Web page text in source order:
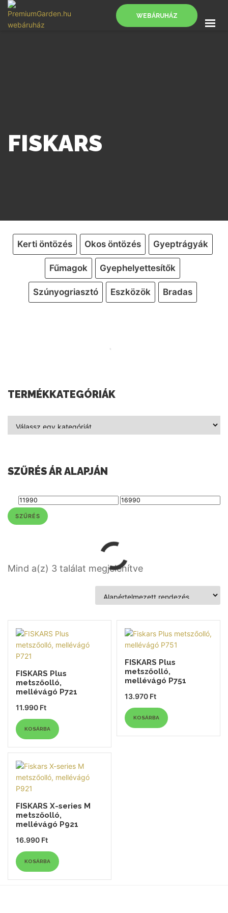
WEBÁRUHÁZ
FISKARS
Kerti öntözés Okos öntözés Gyeptrágyák
Fűmagok Gyephelyettesítők
Szúnyogriasztó Eszközök Bradas
TERMÉKKATEGÓRIÁK
SZŰRÉS ÁR ALAPJÁN
SZŰRÉS
Mind a(z) 3 találat megjelenítve
FISKARS Plus
metszőolló,
mellévágó P721
11.990 Ft
KOSÁRBA
FISKARS Plus
metszőolló,
mellévágó P751
13.970 Ft
KOSÁRBA
FISKARS X-series M
metszőolló,
mellévágó P921
16.990 Ft
KOSÁRBA